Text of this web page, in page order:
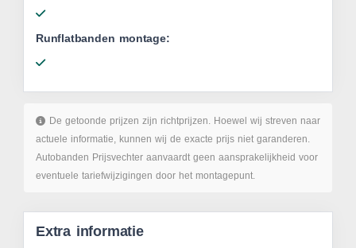
Runflatbanden montage:
De getoonde prijzen zijn richtprijzen. Hoewel wij streven naar
actuele informatie, kunnen wij de exacte prijs niet garanderen.
Autobanden Prijsvechter aanvaardt geen aansprakelijkheid voor
eventuele tariefwijzigingen door het montagepunt.
Extra informatie